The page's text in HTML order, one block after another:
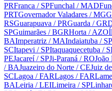
PRFranca / SPFunchal / MAD
PRTGovernador Valadares / MG
RSGuarapuava / PRGuarda /
SPGuimarães / BGRHorta / AZO
BAImperatriz / MAIndaiatuba / SP
SCItapevi / SPItaquaquecetuba /
PEJacareí/ SPJi-Paraná / ROJoão
/ BAJuazeiro do Norte / CEJuiz
SCLagoa / FARLagos / FAR
BALeiria / LEILimeira / SP